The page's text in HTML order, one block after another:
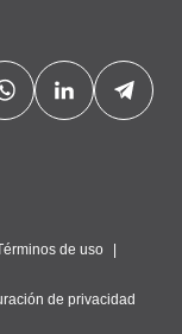
de uso
de privacidad